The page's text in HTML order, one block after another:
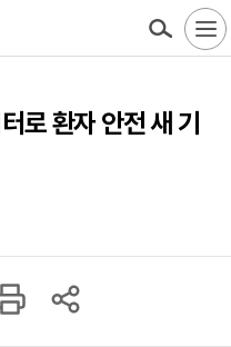
로 환자 안전 새 기